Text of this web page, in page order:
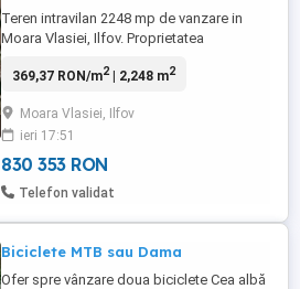
Teren intravilan 2248 mp de vanzare in
Moara Vlasiei, Ilfov. Proprietatea
terenului: apa, canalizare, gaz, curent
asfaltat si statie STB chiar in fata
proprietatii. Terenul este situat intr-o zona
foarte bine conectata, ...
369,37 RON/m2| 2,248 m2
Moara Vlasiei, Ilfov
ieri 17:51
830 353 RON
Telefon validat
Biciclete MTB sau Dama
Ofer spre vânzare doua biciclete Cea albă